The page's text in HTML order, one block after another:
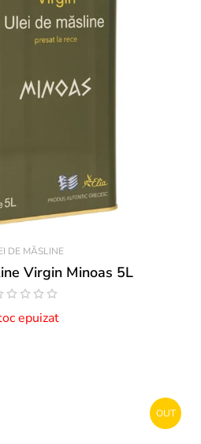
DE MĂSLINE
Virgin Minoas 5L
epuizat
OUT